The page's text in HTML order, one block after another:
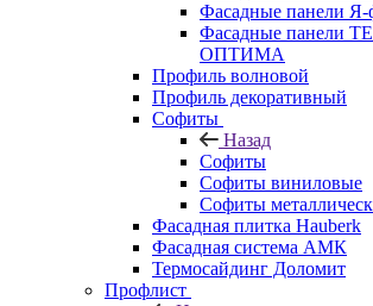
Фасадные панели Я-
Фасадные панели
ОПТИМА
Профиль волновой
Профиль декоративный
Софиты
Назад
Софиты
Софиты виниловые
Софиты
Фасадная плитка Hauberk
Фасадная система АМК
Термосайдинг Доломит
Профлист